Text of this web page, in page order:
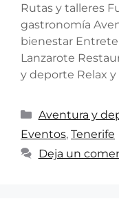
Rutas y talleres
gastronomía
bienestar
Lanzarote
y deporte Relax y
Aventura y
Eventos, Tenerife
Deja un